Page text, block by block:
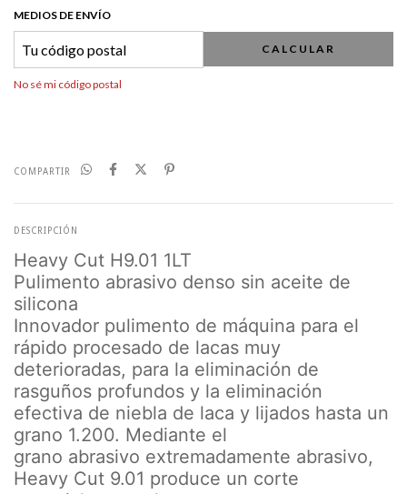
MEDIOS DE ENVÍO
CALCULAR
No sé mi código postal
COMPARTIR
DESCRIPCIÓN
Heavy Cut H9.01 1LT
Pulimento abrasivo denso sin aceite de
silicona
Innovador pulimento de máquina para el
rápido procesado de lacas muy
deterioradas, para la eliminación de
rasguños profundos y la eliminación
efectiva de niebla de laca y lijados hasta un
grano 1.200. Mediante el
grano abrasivo extremadamente abrasivo,
Heavy Cut 9.01 produce un corte